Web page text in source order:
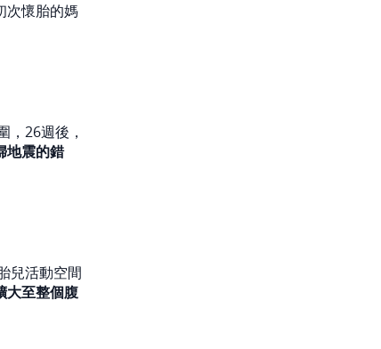
次懷胎的媽
，26週後，
地震的錯
兒活動空間
大至整個腹